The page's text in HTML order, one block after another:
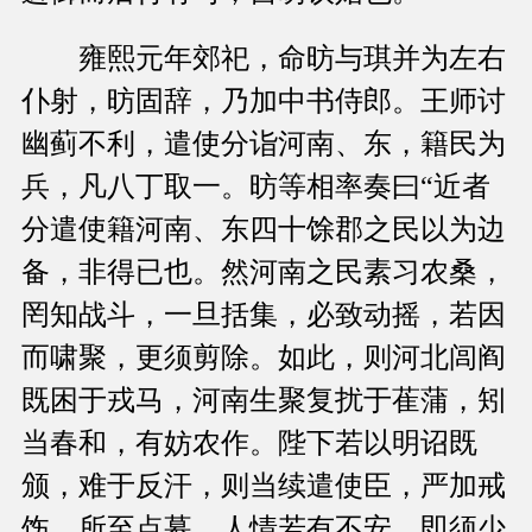
雍熙元年郊祀，命昉与琪并为左右
仆射，昉固辞，乃加中书侍郎。王师讨
幽蓟不利，遣使分诣河南、东，籍民为
兵，凡八丁取一。昉等相率奏曰“近者
分遣使籍河南、东四十馀郡之民以为边
备，非得已也。然河南之民素习农桑，
罔知战斗，一旦括集，必致动摇，若因
而啸聚，更须剪除。如此，则河北闾阎
既困于戎马，河南生聚复扰于萑蒲，矧
当春和，有妨农作。陛下若以明诏既
颁，难于反汗，则当续遣使臣，严加戒